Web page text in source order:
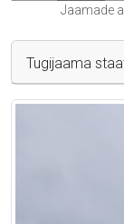
Jaamade
Tugijaama